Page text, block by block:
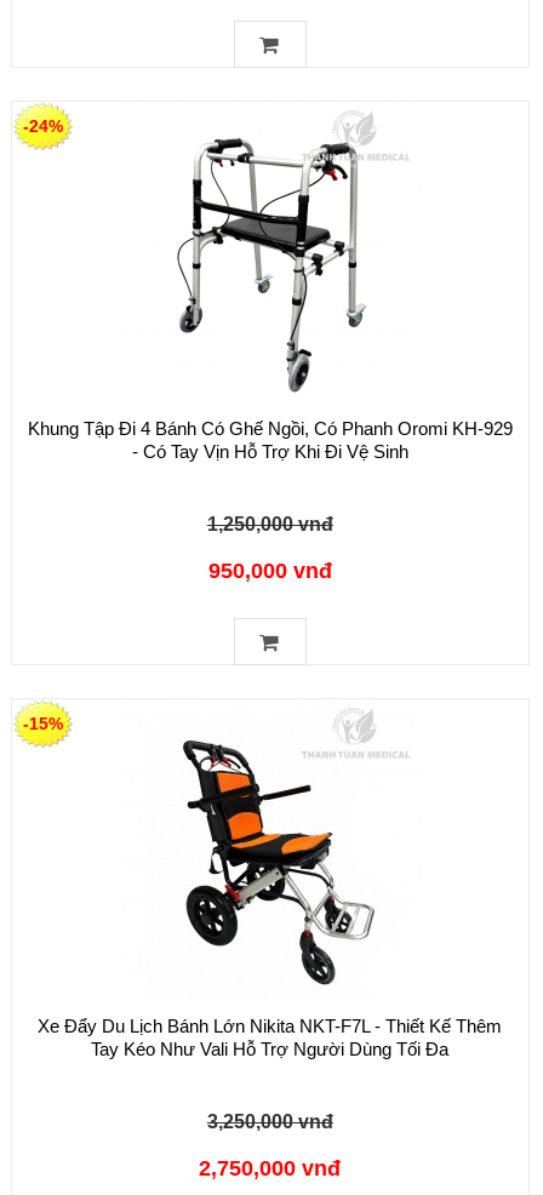
Khung Tập Đi 4 Bánh Có Ghế Ngồi, Có Phanh Oromi KH-929
- Có Tay Vịn Hỗ Trợ Khi Đi Vệ Sinh
1,250,000 vnđ
950,000 vnđ
-24%
Xe Đẩy Du Lịch Bánh Lớn Nikita NKT-F7L - Thiết Kế Thêm
Tay Kéo Như Vali Hỗ Trợ Người Dùng Tối Đa
3,250,000 vnđ
2,750,000 vnđ
-15%